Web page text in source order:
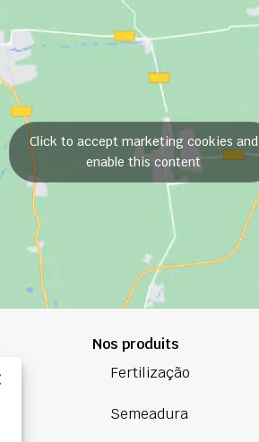
Click to accept marketing cookies and
enable this content
Nos produits
Fertilização
Semeadura